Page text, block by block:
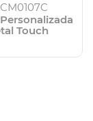
Touch